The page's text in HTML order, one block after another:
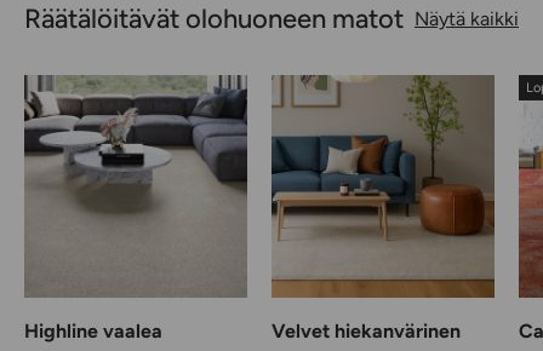
Räätälöitävät olohuoneen matot Näytä kaikki
Highline vaalea Velvet hiekanvärinen